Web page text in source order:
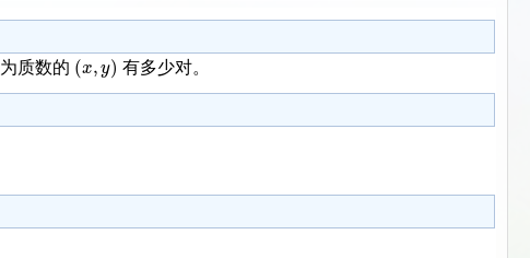
为质数的 (x,y) 有多少对。